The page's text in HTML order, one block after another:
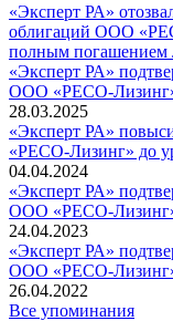
«Эксперт РА»
облигаций ООО
полным погашением
«Эксперт РА»
ООО «РЕСО-
28.03.2025
«Эксперт РА»
«РЕСО-Лизинг» до
04.04.2024
«Эксперт РА»
ООО «РЕСО-
24.04.2023
«Эксперт РА»
ООО «РЕСО-
26.04.2022
Все упоминания